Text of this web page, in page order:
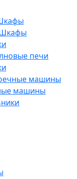
Шкафы
печи
машины
машины